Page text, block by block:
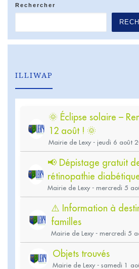
Rechercher
ILLIWAP